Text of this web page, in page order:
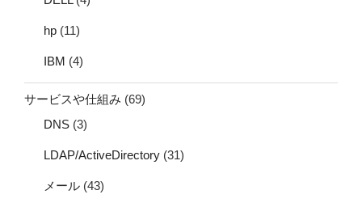
hp (11)
IBM (4)
サービスや仕組み (69)
DNS (3)
LDAP/ActiveDirectory (31)
メール (43)